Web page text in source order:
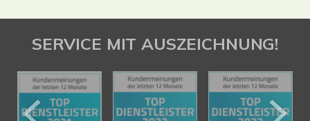
SERVICE MIT AUSZEICHNUNG!